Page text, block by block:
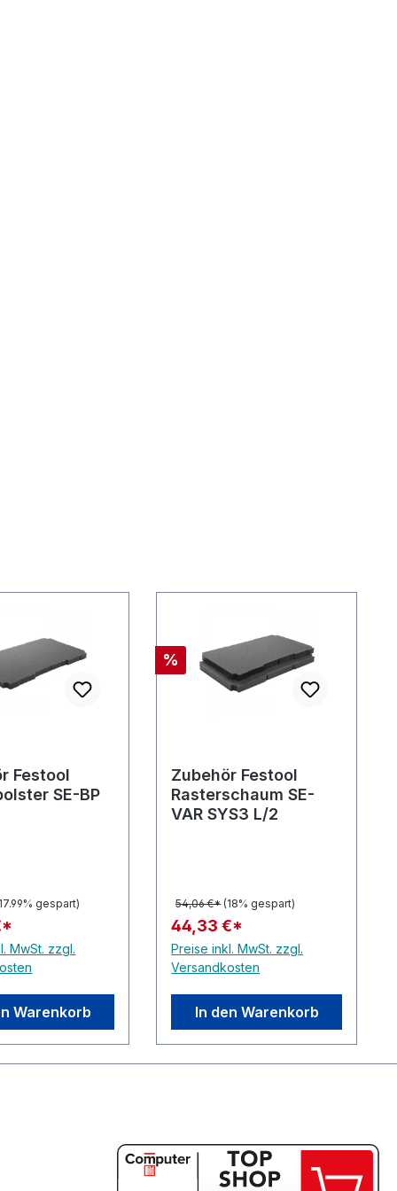
Festool
SE-BP
gespart)
MwSt. zzgl.
Warenkorb
Rabatt
%
Zubehör Festool
Rasterschaum SE-
VAR SYS3 L/2
54,06 €* (18% gespart)
44,33 €*
Preise inkl. MwSt. zzgl.
Versandkosten
In den Warenkorb